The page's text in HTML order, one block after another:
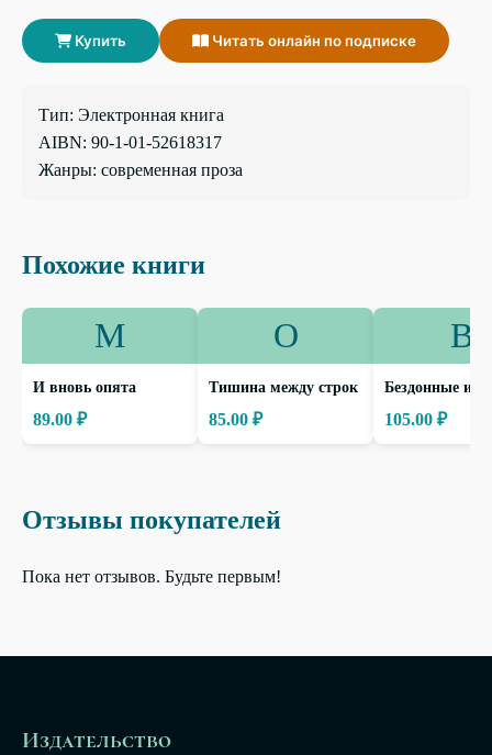
Купить Читать онлайн по подписке
Тип: Электронная книга
AIBN: 90-1-01-52618317
Жанры: современная проза
Похожие книги
М
И вновь опята
89.00 ₽
О
Тишина между строк
85.00 ₽
В
Бездонные
105.00 ₽
Отзывы покупателей
Пока нет отзывов. Будьте первым!
Издательство